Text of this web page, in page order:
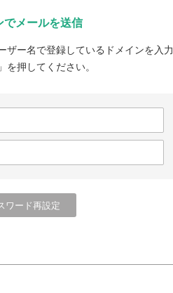
でメールを送信
ザー名で登録しているドメインを入力
を押してください。